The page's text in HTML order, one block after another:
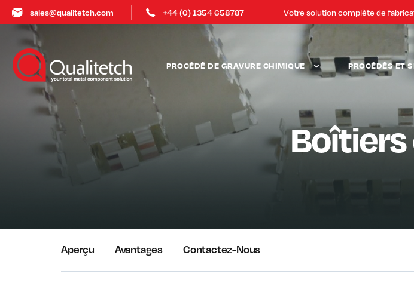
sales@qualitetch.com +44 (0) 1354 658787 Votre solution complète de
PROCÉDÉ DE GRAVURE CHIMIQUE PROCÉDÉS ET
Aperçu Avantages Contactez-Nous